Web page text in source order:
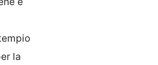
la